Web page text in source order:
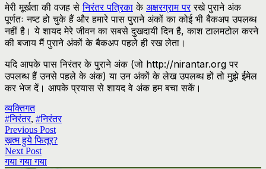
मेरी मूर्खता की वजह सेनिरंतर पत्रिका के अक्षरग्राम पररखे पुराने अंक
पूर्णतः नष्ट हो चुके हैं और हमारे पास पुराने अंकों का कोई भी बैकअप उपलब्ध
नहीं है। ये शायद मेरे जीवन का सबसे दुखदायी दिन है, काश टालमटोल करने
की बजाय मैं पुराने अंकों के बैकअप पहले ही रख लेता।
यदि आपके पास निरंतर के पुराने अंक (जो http://nirantar.org पर
उपलब्ध हैं उनसे पहले के अंक) या उन अंकों के लेख उपलब्ध हों तो मुझे ईमेल
कर भेज दें। आपके प्रयास से शायद वे अंक हम बचा सकें।
व्यक्तिगत
#निरंतर, #निरंतर
Previous Post
ख़त्म हुये फितूर?
Next Post
गया गया गया